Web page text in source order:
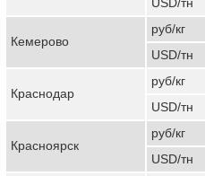
Кемерово
руб/кг
USD/тн
Краснодар
руб/кг
USD/тн
Красноярск
руб/кг
USD/тн